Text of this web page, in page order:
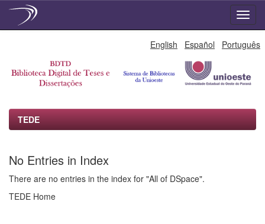
English Español Português
TEDE
No Entries in Index
There are no entries in the index for "All of DSpace".
TEDE Home